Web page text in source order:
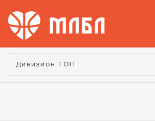
Турнир:
Дивизион ТОП